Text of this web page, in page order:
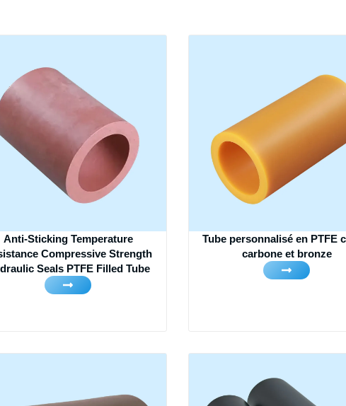
Anti-Sticking Temperature
Compressive Strength
Seals PTFE Filled Tube
Tube personnalisé en PTFE
carbone et bronze